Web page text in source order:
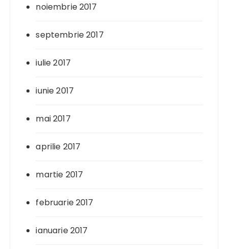
noiembrie 2017
septembrie 2017
iulie 2017
iunie 2017
mai 2017
aprilie 2017
martie 2017
februarie 2017
ianuarie 2017